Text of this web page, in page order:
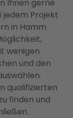
Ihnen gerne
jedem Projekt
in Hamm
wenigen
und den
qualifizierten
finden und